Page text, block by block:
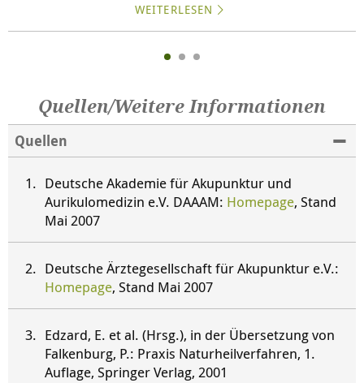
WEITERLESEN
Quellen/Weitere Informationen
Quellen
Deutsche Akademie für Akupunktur und
Aurikulomedizin e.V. DAAAM: Homepage, Stand
Mai 2007
Deutsche Ärztegesellschaft für Akupunktur e.V.:
Homepage, Stand Mai 2007
Edzard, E. et al. (Hrsg.), in der Übersetzung von
Falkenburg, P.: Praxis Naturheilverfahren, 1.
Auflage, Springer Verlag, 2001